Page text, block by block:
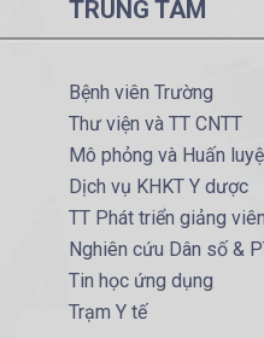
TRUNG TÂM
Bệnh viên Trường
Thư viện và TT CNTT
Mô phỏng và Huấn
Dịch vụ KHKT Y dược
TT Phát triển giảng
Nghiên cứu Dân số &
Tin học ứng dụng
Trạm Y tế